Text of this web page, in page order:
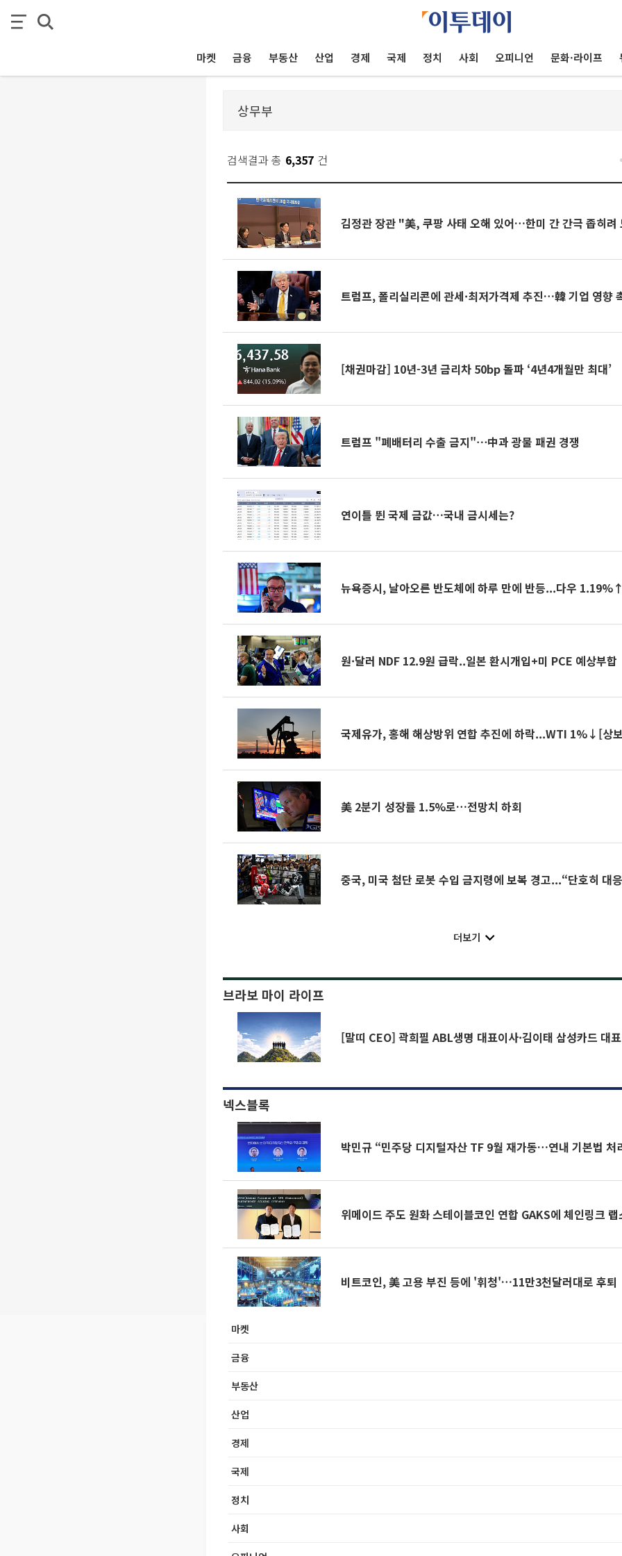
마켓 금융 부동산 산업 경제 국제 정치 사회 오피니언 문화·라이프
검색결과 총 6,357 건
김정관 장관 "美, 쿠팡 사태 오해 있어…한미 간 간극 좁히려
트럼프, 폴리실리콘에 관세·최저가격제 추진…韓 기업 영향
[채권마감] 10년-3년 금리차 50bp 돌파 ‘4년4개월만 최대’
트럼프 "폐배터리 수출 금지"⋯中과 광물 패권 경쟁
연이틀 뛴 국제 금값…국내 금시세는?
뉴욕증시, 날아오른 반도체에 하루 만에 반등...다우
원·달러 NDF 12.9원 급락..일본 환시개입+미 PCE 예상부합
국제유가, 홍해 해상방위 연합 추진에 하락...WTI 1%↓[상
美 2분기 성장률 1.5%로…전망치 하회
중국, 미국 첨단 로봇 수입 금지령에 보복 경고...“단호히 대
더보기
브라보 마이 라이프
[말띠 CEO] 곽희필 ABL생명 대표이사·김이태 삼성카드 대
넥스블록
박민규 “민주당 디지털자산 TF 9월 재가동…연내 기본법 처
위메이드 주도 원화 스테이블코인 연합 GAKS에 체인링크
비트코인, 美 고용 부진 등에 '휘청'…11만3천달러대로 후퇴
마켓
금융
부동산
산업
경제
국제
정치
사회